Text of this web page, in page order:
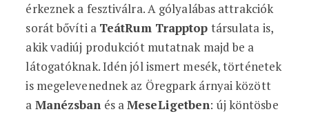
érkeznek a fesztiválra. A gólyalábas attrakciók
sorát bővíti a TeátRum Trapptop társulata is,
akik vadiúj produkciót mutatnak majd be a
látogatóknak. Idén jól ismert mesék, történetek
is megelevenednek az Öregpark árnyai között
a Manézsban és aMeseLigetben: új köntösbe